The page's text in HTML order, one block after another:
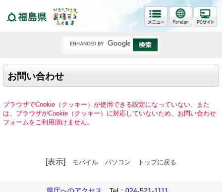
お問い合わせ
ブラウザでCookie（クッキー）が使用できる設定になっていない、また
は、ブラウザがCookie（クッキー）に対応していないため、お問い合わせ
フォームをご利用頂けません。
[表示] モバイル パソコン トップに戻る